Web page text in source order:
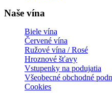
Naše vína
Biele vína
Červené vína
Ružové vína / Rosé
Hroznové šťavy
Vstupenky na podujatia
Všeobecné obchodné
Cookies